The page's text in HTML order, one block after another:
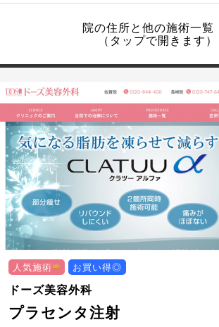
院の住所と他の施術一覧
（タップで開きます）
人気施術 お買い得◎
ドーズ美容外科
プラセンタ注射